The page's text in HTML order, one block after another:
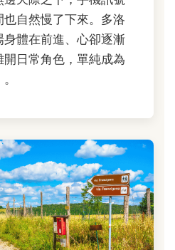
自然慢了下來。多洛
體在前進、心卻逐漸
日常角色，單純成為